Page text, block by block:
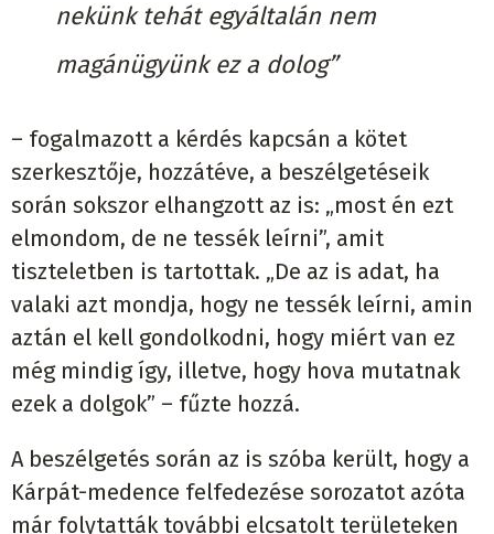
nekünk tehát egyáltalán nem
magánügyünk ez a dolog”
– fogalmazott a kérdés kapcsán a kötet
szerkesztője, hozzátéve, a beszélgetéseik
során sokszor elhangzott az is: „most én ezt
elmondom, de ne tessék leírni”, amit
tiszteletben is tartottak. „De az is adat, ha
valaki azt mondja, hogy ne tessék leírni, amin
aztán el kell gondolkodni, hogy miért van ez
még mindig így, illetve, hogy hova mutatnak
ezek a dolgok” – fűzte hozzá.
A beszélgetés során az is szóba került, hogy a
Kárpát-medence felfedezése sorozatot azóta
már folytatták további elcsatolt területeken